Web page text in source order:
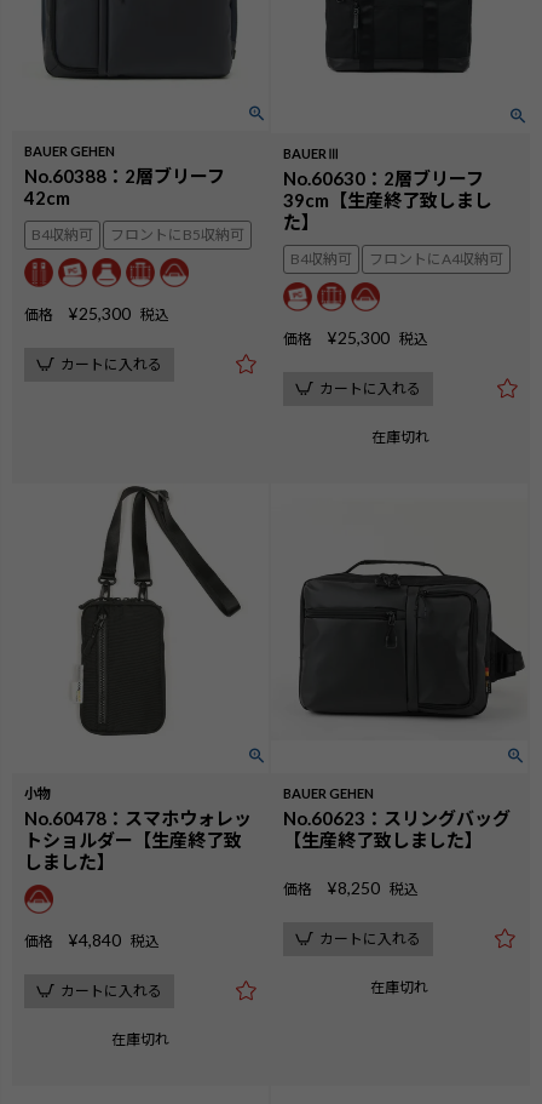
BAUER GEHEN
No.60388：2層ブリーフ
42cm
B4収納可 フロントにB5収納可
価格 ¥25,300 税込
カートに入れる
BAUERⅢ
No.60630：2層ブリーフ
39cm【生産終了致しまし
た】
B4収納可 フロントにA4収納可
価格 ¥25,300 税込
カートに入れる
在庫切れ
小物
No.60478：スマホウォレッ
トショルダー【生産終了致
しました】
価格 ¥4,840 税込
カートに入れる
在庫切れ
BAUER GEHEN
No.60623：スリングバッグ
【生産終了致しました】
価格 ¥8,250 税込
カートに入れる
在庫切れ